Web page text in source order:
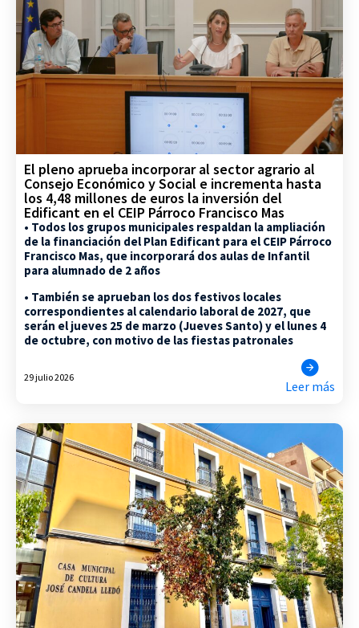
El pleno aprueba incorporar al sector agrario al
Consejo Económico y Social e incrementa hasta
los 4,48 millones de euros la inversión del
Edificant en el CEIP Párroco Francisco Mas
• Todos los grupos municipales respaldan la ampliación
de la financiación del Plan Edificant para el CEIP Párroco
Francisco Mas, que incorporará dos aulas de Infantil
para alumnado de 2 años
• También se aprueban los dos festivos locales
correspondientes al calendario laboral de 2027, que
serán el jueves 25 de marzo (Jueves Santo) y el lunes 4
de octubre, con motivo de las fiestas patronales
29 julio 2026
Leer más